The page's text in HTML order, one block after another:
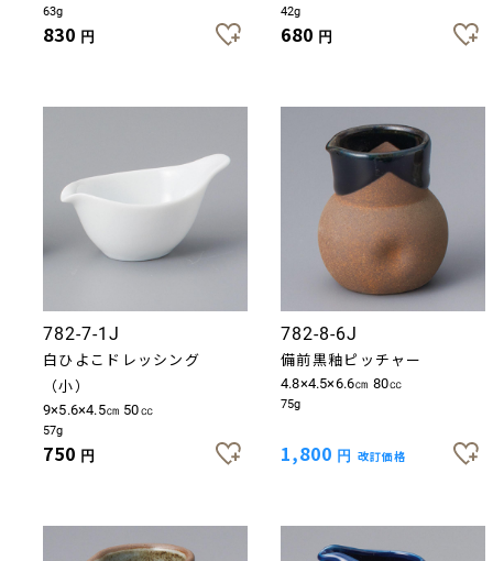
63g
830 円
42g
680 円
782-7-1J
白ひよこドレッシング
（小）
9×5.6×4.5㎝ 50㏄
57g
750 円
782-8-6J
備前黒釉ピッチャー
4.8×4.5×6.6㎝ 80㏄
75g
1,800 円 改訂価格